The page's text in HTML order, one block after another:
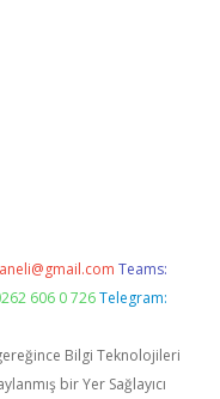
Teams:
606 0 726 Telegram:
Bilgi Teknolojileri
bir Yer Sağlayıcı